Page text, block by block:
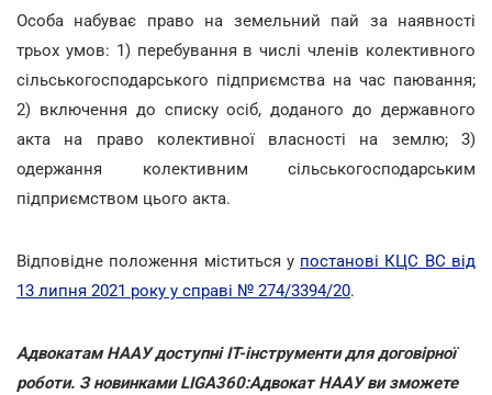
Особа набуває право на земельний пай за наявності
трьох умов: 1) перебування в числі членів колективного
сільськогосподарського підприємства на час паювання;
2) включення до списку осіб, доданого до державного
акта на право колективної власності на землю; 3)
одержання колективним сільськогосподарським
підприємством цього акта.
Відповідне положення міститься у постанові КЦС ВС від
13 липня 2021 року у справі № 274/3394/20.
Адвокатам НААУ доступні ІТ-інструменти для договірної
роботи. З новинками LIGA360:Адвокат НААУ ви зможете